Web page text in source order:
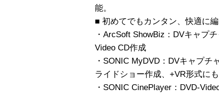
能。
■ 初めてでもカンタン、快適に
・ArcSoft ShowBiz：DVキャプ
Video CD作成
・SONIC MyDVD：DVキャプチ
ライドショー作成、+VR形式に
・SONIC CinePlayer：DVD-